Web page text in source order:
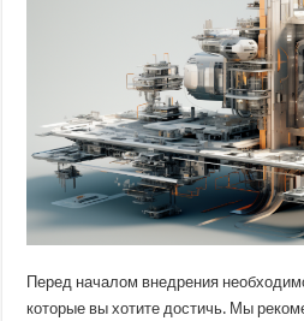
Перед началом внедрения
которые вы хотите достичь. Мы